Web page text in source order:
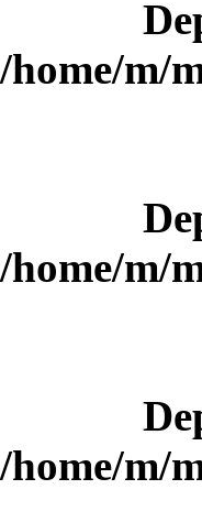
/home/m/
/home/m/
/home/m/